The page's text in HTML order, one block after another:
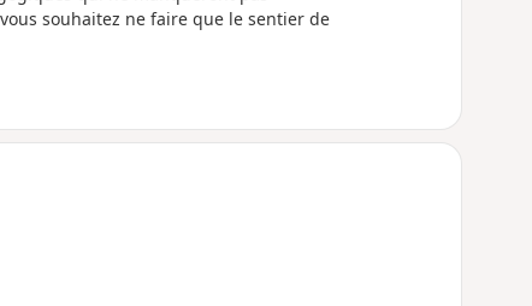
souhaitez ne faire que le sentier de